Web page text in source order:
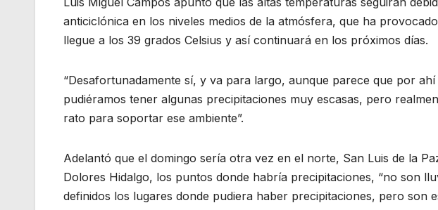
anticiclónica en los niveles medios de la atmósfera, que ha
llegue a los 39 grados Celsius y así continuará en los próximos días.
“Desafortunadamente sí, y va para largo, aunque parece que por
pudiéramos tener algunas precipitaciones muy escasas, pero
rato para soportar ese ambiente”.
Adelantó que el domingo sería otra vez en el norte, San Luis de la
Dolores Hidalgo, los puntos donde habría precipitaciones, “no son
definidos los lugares donde pudiera haber precipitaciones, pero son